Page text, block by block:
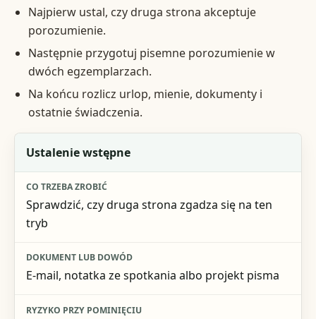
Najpierw ustal, czy druga strona akceptuje
porozumienie.
Następnie przygotuj pisemne porozumienie w
dwóch egzemplarzach.
Na końcu rozlicz urlop, mienie, dokumenty i
ostatnie świadczenia.
Etap
Co trzeba zrobić
Dokument lub dowód
Ryzyko przy pominięciu
Ustalenie wstępne
Sprawdzić, czy druga strona zgadza się na ten
tryb
E-mail, notatka ze spotkania albo projekt pisma